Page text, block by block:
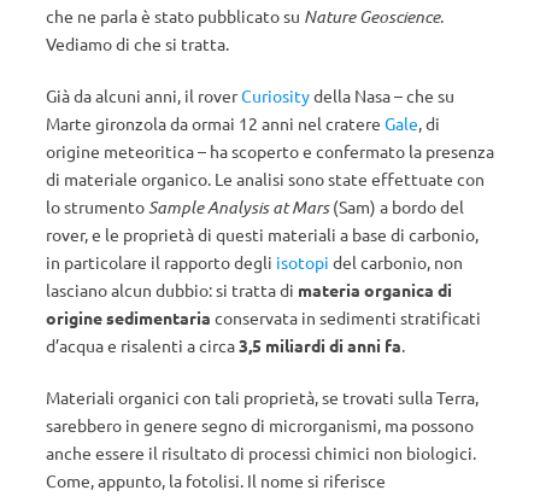
che ne parla è stato pubblicato su Nature Geoscience.
Vediamo di che si tratta.
Già da alcuni anni, il roverCuriositydella Nasa – che su
Marte gironzola da ormai 12 anni nel cratere Gale, di
origine meteoritica – ha scoperto e confermato la presenza
di materiale organico. Le analisi sono state effettuate con
lo strumentoSample Analysis at Mars(Sam) a bordo del
rover, e le proprietà di questi materiali a base di carbonio,
in particolare il rapporto degli isotopi del carbonio, non
lasciano alcun dubbio: si tratta di materia organica di
origine sedimentaria conservata in sedimenti stratificati
d’acqua e risalenti a circa3,5 miliardi di anni fa.
Materiali organici con tali proprietà, se trovati sulla Terra,
sarebbero in genere segno di microrganismi, ma possono
anche essere il risultato di processi chimici non biologici.
Come, appunto, la fotolisi. Il nome si riferisce